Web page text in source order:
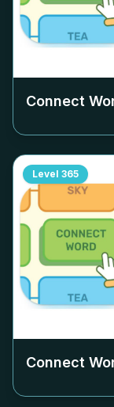
Connect
Level 365
Connect